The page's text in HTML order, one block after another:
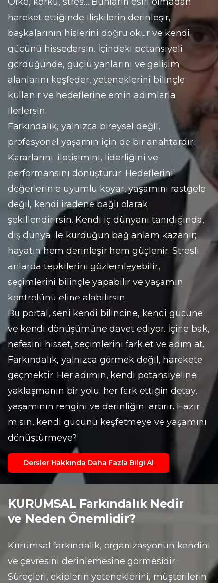
hareket ettiğinde ilişkilerin derinleşir,
başkalarının hislerini doğru okur ve kendi
gücünü hissedersin. İçindeki potansiyeli
gördüğünde, güçlü yanlarını ve gelişim
alanlarını keşfeder, yeteneklerini bilinçle
kullanır ve hedeflerine emin adımlarla
ilerlersin.
Farkındalık, yalnızca bireysel değil,
profesyonel yaşamın için de bir anahtardır.
Kararlarını, iletişimini, liderliğini ve
performansını dönüştürür. Hedeflerini
değerlerinle uyumlu koyar, yaşamını rastgele
değil, kendi iradene bağlı olarak
şekillendirirsin. Kendi iç dünyanı tanıdığında,
dış dünya ile kurduğun bağ anlam kazanır;
hayatın hem derinleşir hem güçlenir. Stresli
anlarda tepkilerini gözlemleyebilir,
seçimlerini bilinçle yapabilir ve yaşamın
kontrolünü eline alabilirsin.
Bu portal, seni kendi bilincine, kendi gücüne
ve kendi dönüşümüne davet ediyor. İçine bak,
nefesini hisset, seçimlerini fark et ve adım at.
Farkındalık, yalnızca görmek değil, harekete
geçmektir. Her adımın, kendi potansiyeline
yaklaşmanın bir yolu; her fark ettiğin detay,
yaşamının rengini ve derinliğini artırır. Hazır
mısın, kendi gücünü keşfetmeye ve yaşamını
dönüştürmeye?
Dersler Hakkında Daha Fazla Bilgi Al
KURUMSAL Farkındalık Nedir
ve Neden Önemlidir?
Kurumsal farkındalık, organizasyonun kendini
ve çevresini derinlemesine görmesidir.
Süreçleri, ekiplerin yeteneklerini, müşterilerin